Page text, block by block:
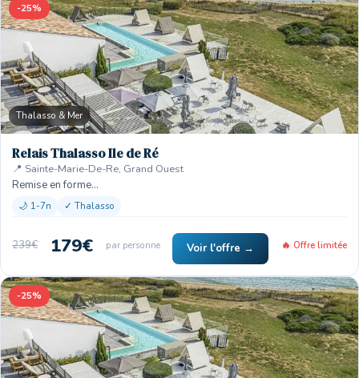
-25%
Thalasso & Mer
Relais Thalasso Ile de Ré
📍 Sainte-Marie-De-Re, Grand Ouest
Remise en forme…
🌙 1-7n ✓ Thalasso
239€ 179€ par personne Voir l'offre → 🔥 Offre limitée
-25%